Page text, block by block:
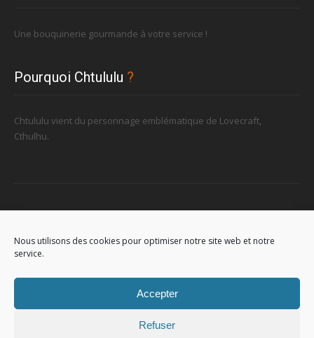
Nous utilisons des cookies pour optimiser notre site web et notre
service.
Accepter
Refuser
Une bouquinerie gourmande à votre service !
Pourquoi Chtululu ?
Chtululu vient du personnage emblématique de Lovecraft,
Cthulhu.